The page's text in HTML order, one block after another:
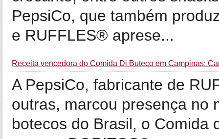
PepsiCo, que também
e RUFFLES® aprese...
Receita vencedora do Comida Di Buteco em Campinas:
A PepsiCo, fabricante de
outras, marcou presença no
botecos do Brasil, o Comida